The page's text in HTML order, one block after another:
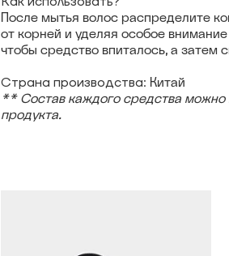
После мытья волос распределите
от корней и уделяя особое
чтобы средство впиталось, а затем
Страна производства: Китай
** Состав каждого средства можно
продукта.